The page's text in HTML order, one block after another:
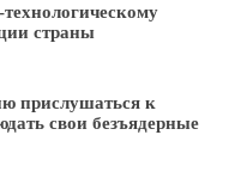
страны
прислушаться к
свои безъядерные